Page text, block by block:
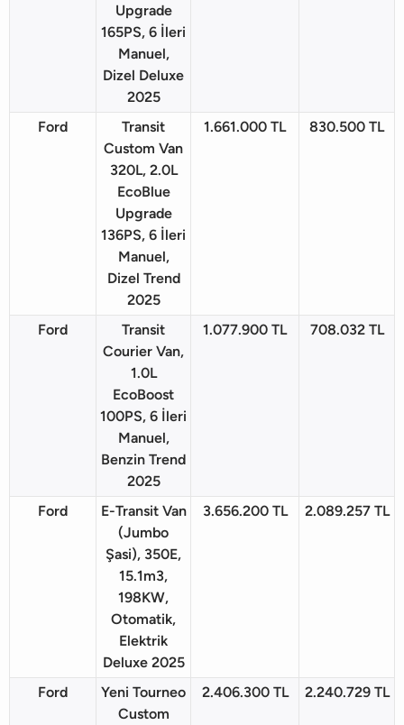
Upgrade
165PS, 6 İleri
Manuel,
Dizel Deluxe
2025
Ford
Transit
Custom Van
320L, 2.0L
EcoBlue
Upgrade
136PS, 6 İleri
Manuel,
Dizel Trend
2025
1.661.000 TL 830.500 TL
Ford
Transit
Courier Van,
1.0L
EcoBoost
100PS, 6 İleri
Manuel,
Benzin Trend
2025
1.077.900 TL 708.032 TL
Ford
E-Transit Van
(Jumbo
Şasi), 350E,
15.1m3,
198KW,
Otomatik,
Elektrik
Deluxe 2025
3.656.200 TL 2.089.257 TL
Ford
Yeni Tourneo
Custom
2.406.300 TL 2.240.729 TL